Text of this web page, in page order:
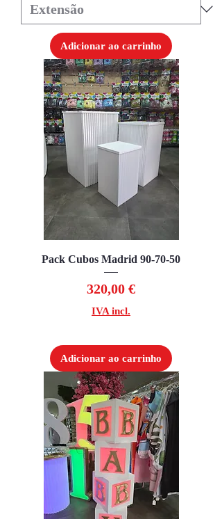
Adicionar ao carrinho
Pack Cubos Madrid 90-70-50
Preço
320,00 €
IVA incl.
Adicionar ao carrinho